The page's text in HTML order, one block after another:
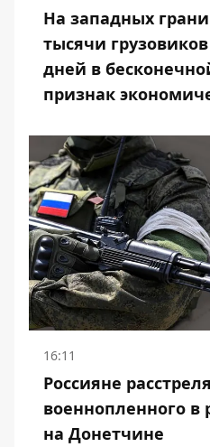
На западных
тысячи
дней в
признак
16:11
Россияне
военнопленного
на Донетчине